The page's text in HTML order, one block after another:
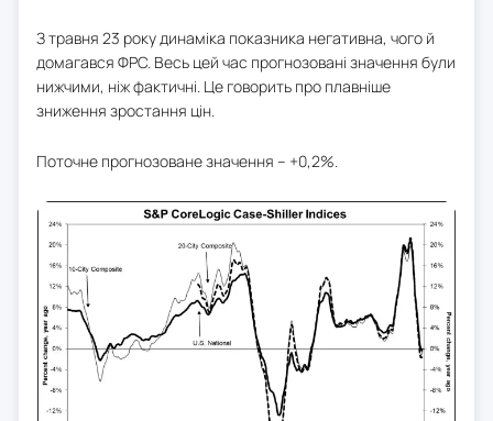
З травня 23 року динаміка показника негативна, чого й
домагався ФРС. Весь цей час прогнозовані значення були
нижчими, ніж фактичні. Це говорить про плавніше
зниження зростання цін.
Поточне прогнозоване значення – +0,2%.